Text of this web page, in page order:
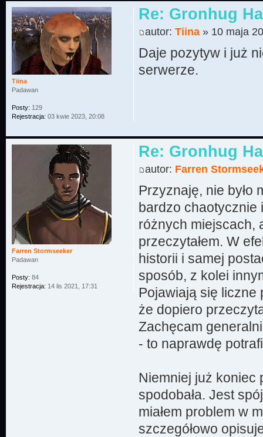
Re: Gronhug
autor:Tiina » 10 maja
Daje pozytyw i już
serwerze.
Tiina
Padawan
Posty: 129
Rejestracja: 03 kwie 2023, 20:08
Re: Gronhug
autor: Farren
Przyznaję, nie było
bardzo chaotycznie
różnych miejscach,
przeczytałem. W
historii i samej
sposób, z kolei
Pojawiają się liczne
że dopiero
Zachęcam
- to naprawdę
Niemniej już
spodobała. Jest
miałem problem w
szczegółowo
Farren Stormseeker
Padawan
Posty: 84
Rejestracja: 14 lis 2021, 17:31